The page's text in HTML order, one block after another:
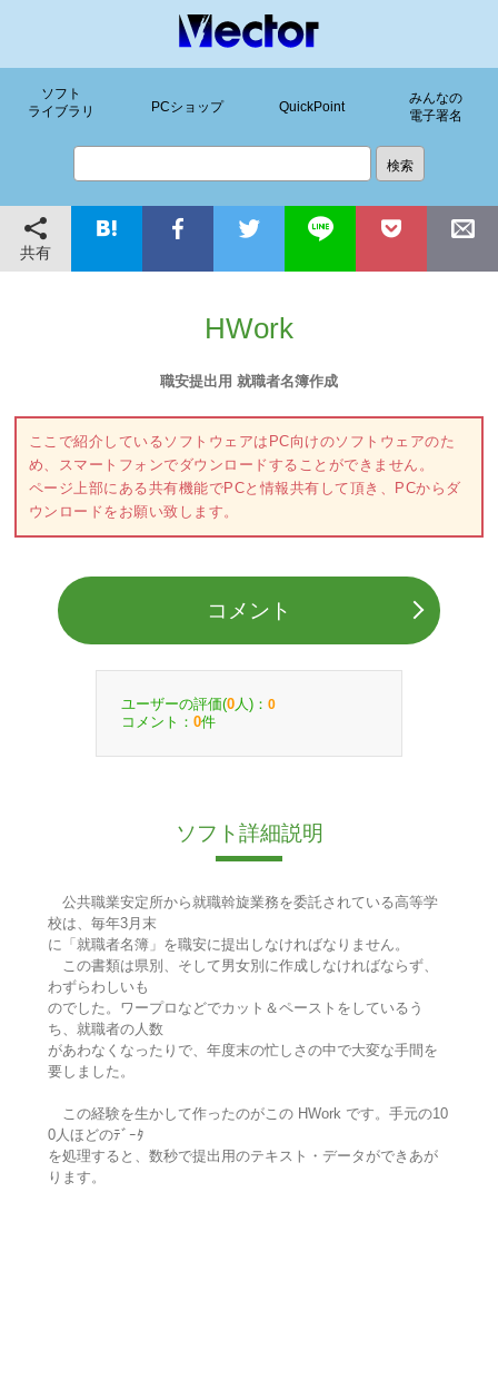
ソフト
ライブラリ
PCショップ QuickPoint
みんなの
電子署名
共有
HWork
職安提出用 就職者名簿作成
ここで紹介しているソフトウェアはPC向けのソフトウェアのた
め、スマートフォンでダウンロードすることができません。
ページ上部にある共有機能でPCと情報共有して頂き、PCからダ
ウンロードをお願い致します。
コメント
ユーザーの評価(0 人)： 0
コメント： 0件
ソフト詳細説明
公共職業安定所から就職斡旋業務を委託されている高等学
校は、毎年3月末
に「就職者名簿」を職安に提出しなければなりません。
この書類は県別、そして男女別に作成しなければならず、
わずらわしいも
のでした。ワープロなどでカット＆ペーストをしているう
ち、就職者の人数
があわなくなったりで、年度末の忙しさの中で大変な手間を
要しました。
この経験を生かして作ったのがこの HWork です。手元の10
0人ほどのﾃﾞｰﾀ
を処理すると、数秒で提出用のテキスト・データができあが
ります。